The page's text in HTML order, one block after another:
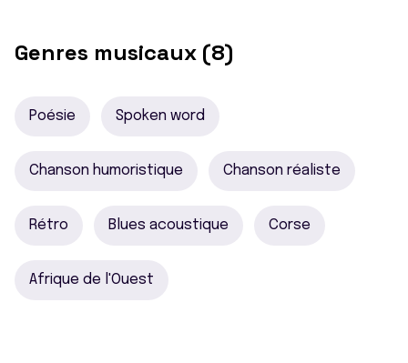
Genres musicaux (8)
Poésie Spoken word
Chanson humoristique Chanson réaliste
Rétro Blues acoustique Corse
Afrique de l'Ouest